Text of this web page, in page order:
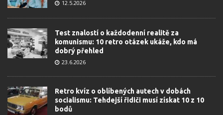
12.5.2026
Test znalostí o každodenní realitě za
komunismu: 10 retro otázek ukáže, kdo má
dobrý přehled
23.6.2026
Retro kvíz o oblíbených autech v dobách
socialismu: Tehdejší řidiči musí získat 10 z 10
bodů